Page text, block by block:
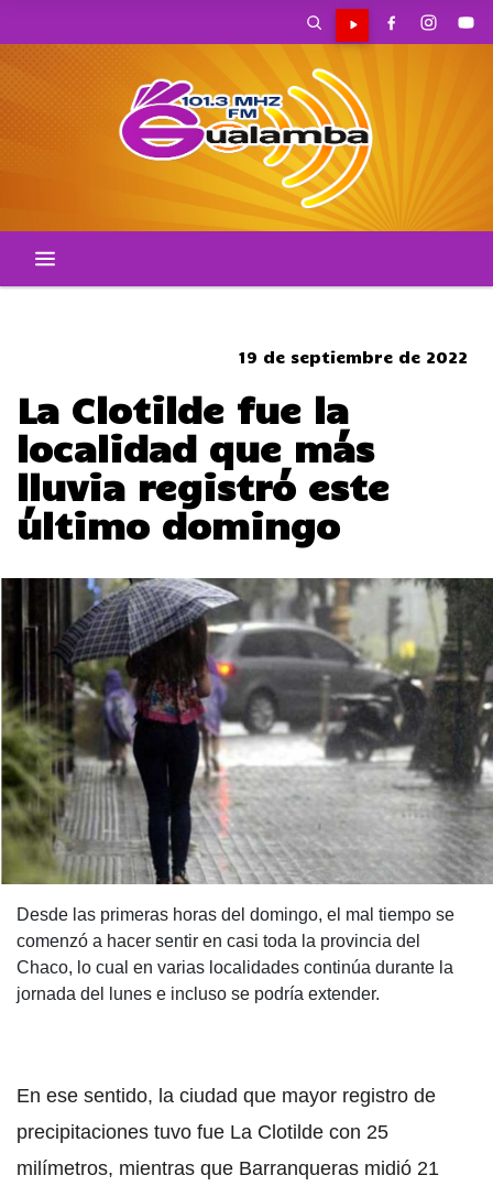
19 de septiembre de 2022
La Clotilde fue la
localidad que más
lluvia registró este
último domingo
Desde las primeras horas del domingo, el mal tiempo se
comenzó a hacer sentir en casi toda la provincia del
Chaco, lo cual en varias localidades continúa durante la
jornada del lunes e incluso se podría extender.
En ese sentido, la ciudad que mayor registro de
precipitaciones tuvo fue La Clotilde con 25
milímetros, mientras que Barranqueras midió 21